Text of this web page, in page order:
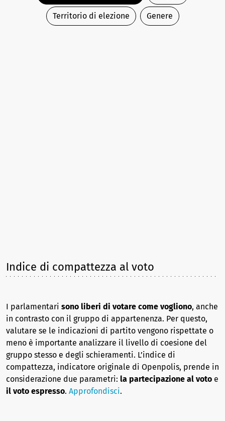
Territorio di elezione Genere
Indice di compattezza al voto
I parlamentari sono liberi di votare come vogliono, anche
in contrasto con il gruppo di appartenenza. Per questo,
valutare se le indicazioni di partito vengono rispettate o
meno è importante analizzare il livello di coesione del
gruppo stesso e degli schieramenti. L’indice di
compattezza, indicatore originale di Openpolis, prende in
considerazione due parametri: la partecipazione al voto e
il voto espresso. Approfondisci.